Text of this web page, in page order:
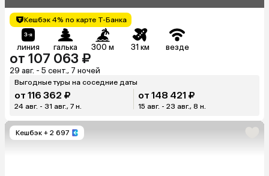
Кешбэк 4% по карте Т-Банка
линия галька 300 м 31 км везде
от 107 063 ₽
29 авг. - 5 сент., 7 ночей
Выгодные туры на соседние даты
от 116 362 ₽
24 авг. - 31 авг., 7 н.
от 148 421 ₽
15 авг. - 23 авг., 8 н.
Кешбэк + 2 697